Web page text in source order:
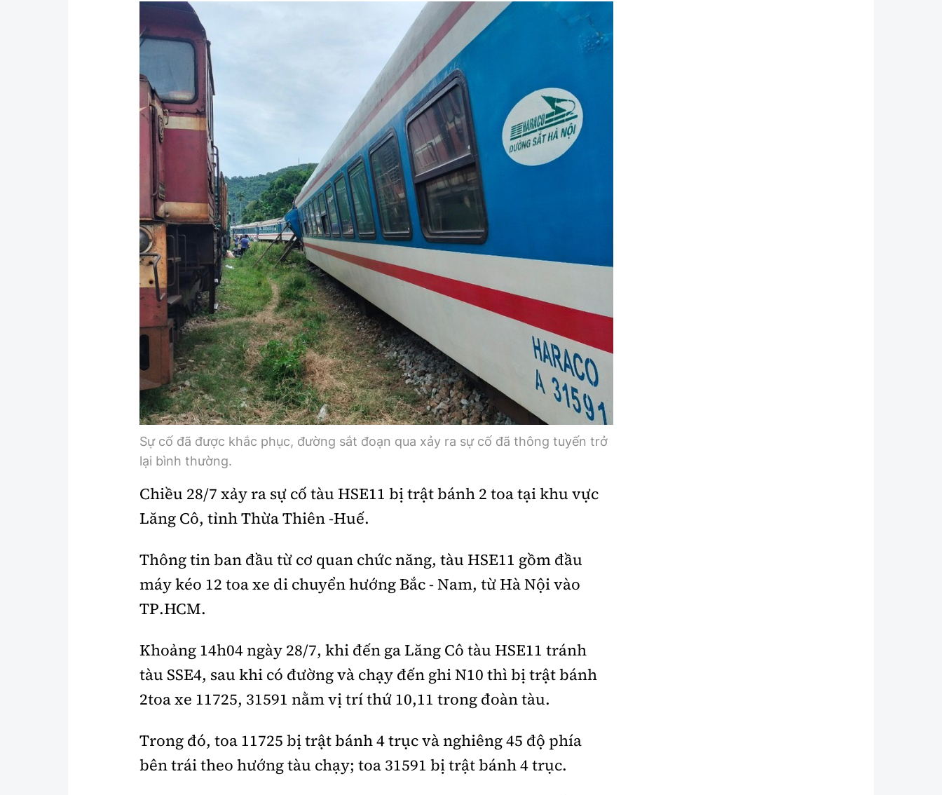
Sự cố đã được khắc phục, đường sắt đoạn qua xảy ra sự cố đã thông tuyến trở
lại bình thường.
Chiều 28/7 xảy ra sự cố tàu HSE11 bị trật bánh 2 toa tại khu vực
Lăng Cô, tỉnh Thừa Thiên -Huế.
Thông tin ban đầu từ cơ quan chức năng, tàu HSE11 gồm đầu
máy kéo 12 toa xe di chuyển hướng Bắc - Nam, từ Hà Nội vào
TP.HCM.
Khoảng 14h04 ngày 28/7, khi đến ga Lăng Cô tàu HSE11 tránh
tàu SSE4, sau khi có đường và chạy đến ghi N10 thì bị trật bánh
2toa xe 11725, 31591 nằm vị trí thứ 10,11 trong đoàn tàu.
Trong đó, toa 11725 bị trật bánh 4 trục và nghiêng 45 độ phía
bên trái theo hướng tàu chạy; toa 31591 bị trật bánh 4 trục.